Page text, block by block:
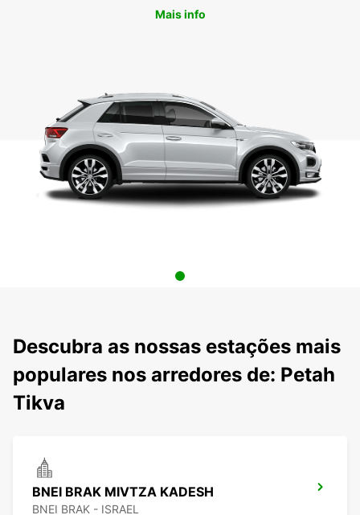
Mais info
Descubra as nossas estações mais
populares nos arredores de: Petah
Tikva
BNEI BRAK MIVTZA KADESH
BNEI BRAK - ISRAEL